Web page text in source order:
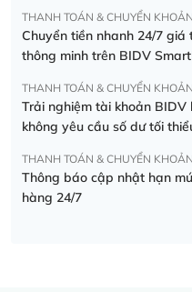
THANH TOÁN & CHUYỂN KHOẢN
Chuyển tiền nhanh 24/7
thông minh trên BIDV
THANH TOÁN & CHUYỂN KHOẢN
Trải nghiệm tài khoản BIDV
không yêu cầu số dư tối
THANH TOÁN & CHUYỂN KHOẢN
Thông báo cập nhật hạn
hàng 24/7